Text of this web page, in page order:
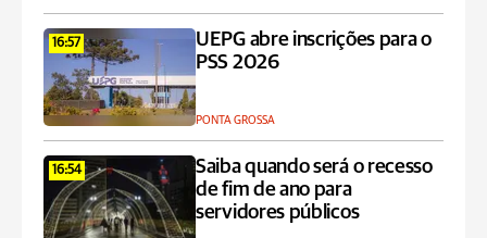
16:57
UEPG abre inscrições para o
PSS 2026
PONTA GROSSA
16:54
Saiba quando será o recesso
de fim de ano para
servidores públicos